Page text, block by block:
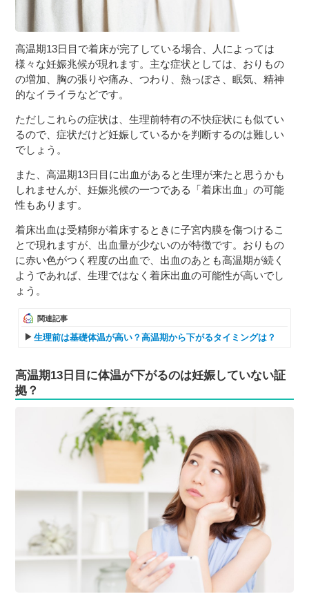
高温期13日目で着床が完了している場合、人によっては
様々な妊娠兆候が現れます。主な症状としては、おりもの
の増加、胸の張りや痛み、つわり、熱っぽさ、眠気、精神
的なイライラなどです。
ただしこれらの症状は、生理前特有の不快症状にも似てい
るので、症状だけど妊娠しているかを判断するのは難しい
でしょう。
また、高温期13日目に出血があると生理が来たと思うかも
しれませんが、妊娠兆候の一つである「着床出血」の可能
性もあります。
着床出血は受精卵が着床するときに子宮内膜を傷つけるこ
とで現れますが、出血量が少ないのが特徴です。おりもの
に赤い色がつく程度の出血で、出血のあとも高温期が続く
ようであれば、生理ではなく着床出血の可能性が高いでし
ょう。
関連記事
生理前は基礎体温が高い？高温期から下がるタイミングは？
高温期13日目に体温が下がるのは妊娠していない証
拠？